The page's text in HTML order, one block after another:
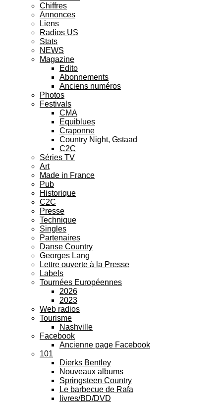
Chiffres
Annonces
Liens
Radios US
Stats
NEWS
Magazine
Edito
Abonnements
Anciens numéros
Photos
Festivals
CMA
Equiblues
Craponne
Country Night, Gstaad
C2C
Séries TV
Art
Made in France
Pub
Historique
C2C
Presse
Technique
Singles
Partenaires
Danse Country
Georges Lang
Lettre ouverte à la Presse
Labels
Tournées Européennes
2026
2023
Web radios
Tourisme
Nashville
Facebook
Ancienne page Facebook
101
Dierks Bentley
Nouveaux albums
Springsteen Country
Le barbecue de Rafa
livres/BD/DVD